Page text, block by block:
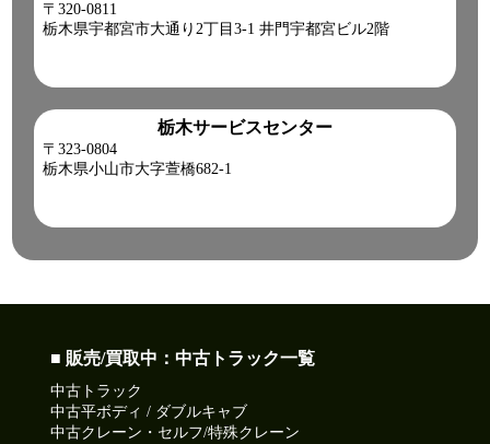
〒320-0811
栃木県宇都宮市大通り2丁目3-1 井門宇都宮ビル2階
栃木サービスセンター
〒323-0804
栃木県小山市大字萱橋682-1
■ 販売/買取中：中古トラック一覧
中古トラック
中古平ボディ / ダブルキャブ
中古クレーン・セルフ/特殊クレーン